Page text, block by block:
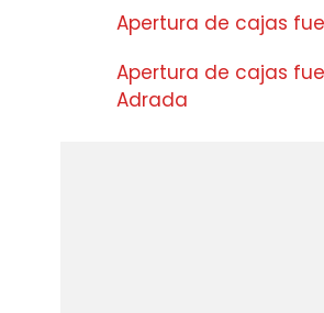
Apertura de cajas
Apertura de cajas
Adrada